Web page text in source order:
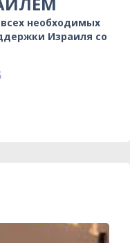
необходимых
Израиля со